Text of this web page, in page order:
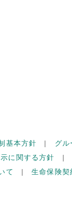
基本方針 グ
に関する方針
て
生命保険契